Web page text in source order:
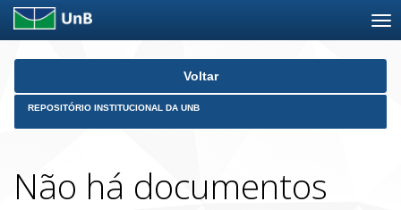
Skip
Voltar
REPOSITÓRIO INSTITUCIONAL DA UNB
Não há documentos